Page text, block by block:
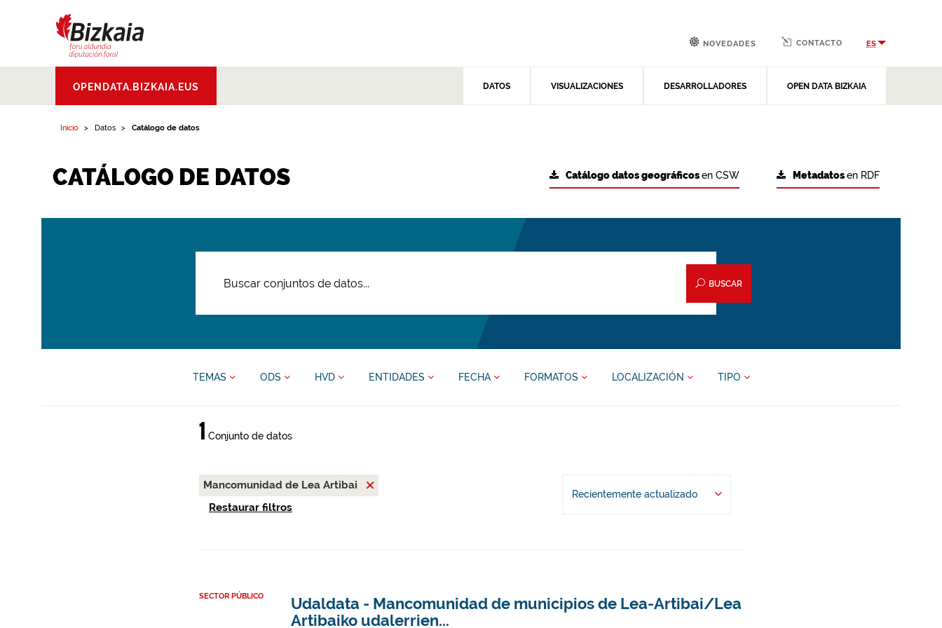
Aldundia.Diputacion
Foral de Bizkaia
OPENDATA.BIZKAIA.EUS DATOS VISUALIZACIONES DESARROLLADORES OPEN DATA BIZKAIA
NOVEDADES CONTACTO ES
Inicio Datos Catálogo de datos
CATÁLOGO DE DATOS Metadatosen RDF
Catálogo datos geográficosen CSW
BUSCAR
TEMAS ODS HVD ENTIDADES FECHA FORMATOS LOCALIZACIÓN TIPO
1 Conjunto de datos
Mancomunidad de Lea Artibai
Restaurar filtros
Recientemente actualizado
SECTOR PÚBLICO
Udaldata - Mancomunidad de municipios de Lea-Artibai/Lea
Artibaiko udalerrien...